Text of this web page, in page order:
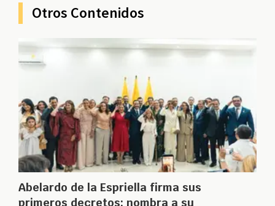
Otros Contenidos
Abelardo de la Espriella firma sus
primeros decretos: nombra a su